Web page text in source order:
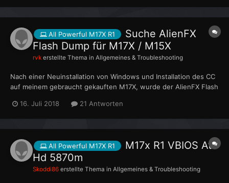
Problem ist das wen der Akku drin ist mir der Laptop die g...
All Powerful M17X R1
Suche AlienFX
Flash Dump für M17X / M15X
rvk erstellte Thema in Allgemeines & Troubleshooting
Nach einer Neuinstallation von Windows und Installation des CC
auf meinem gebraucht gekauften M17X, wurde der AlienFX Flash
das Dell sowas besch.... programiert. Nach einer Anleitung den
Flash direkt zu beschreiben, wurde es dann auch wie...
16. Juli 2018 21 Antworten
All Powerful M17X R1
M17x R1 VBIOS Ati
Hd 5870m
Skoddi86 erstellte Thema in Allgemeines & Troubleshooting